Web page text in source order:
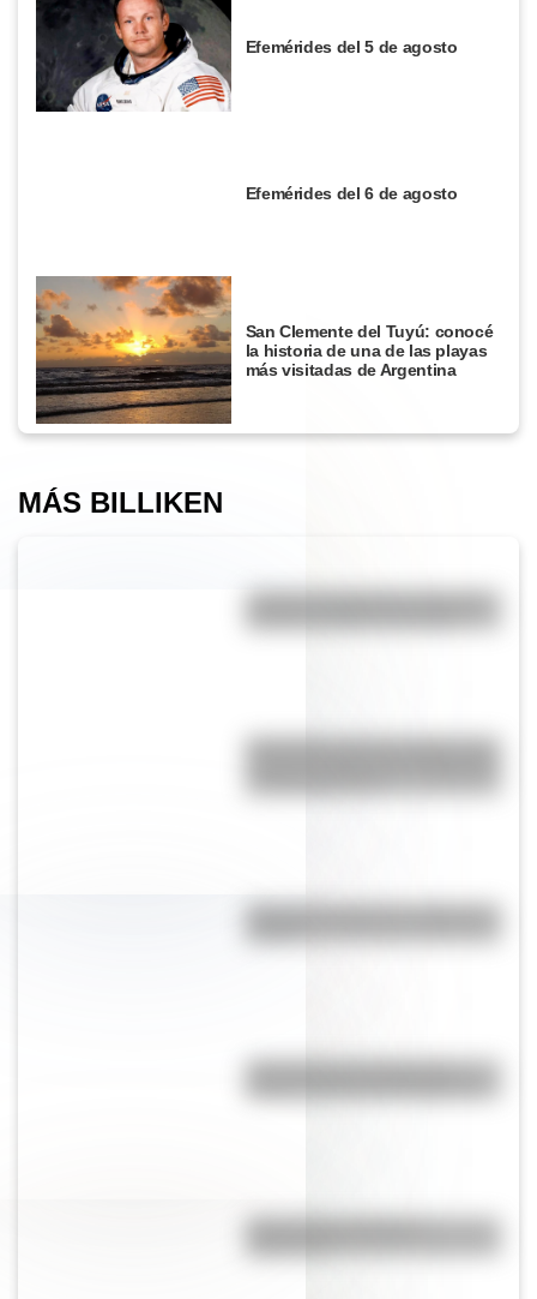
Efemérides del 5 de agosto
Efemérides del 6 de agosto
San Clemente del Tuyú: conocé
la historia de una de las playas
más visitadas de Argentina
MÁS BILLIKEN
¿Cuál es la diferencia entre los
Efemérides del 5 de agosto: tres
un día como hoy
¿Por qué el mate se comparte en
¿Por qué el 17 de agosto es
feriado nacional en Argentina?
¿Es el Truco realmente